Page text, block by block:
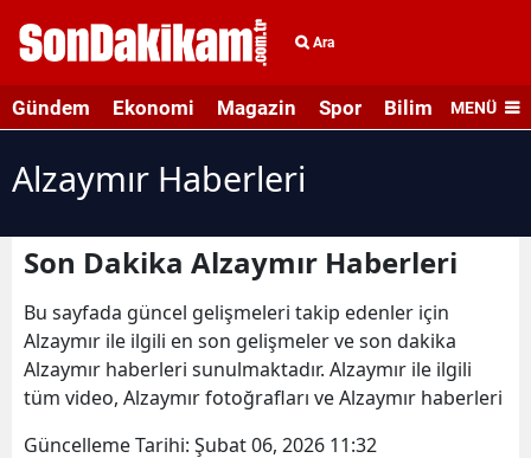
Ara
Gündem Ekonomi Magazin Spor Bilim veMENÜ
Alzaymır Haberleri
Son Dakika Alzaymır Haberleri
Bu sayfada güncel gelişmeleri takip edenler için
Alzaymır ile ilgili en son gelişmeler ve son dakika
Alzaymır haberleri sunulmaktadır. Alzaymır ile ilgili
tüm video, Alzaymır fotoğrafları ve Alzaymır haberleri
Güncelleme Tarihi: Şubat 06, 2026 11:32